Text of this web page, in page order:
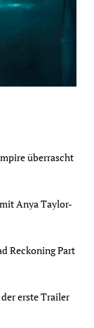
überrascht
Anya Taylor-
Reckoning Part
erste Trailer